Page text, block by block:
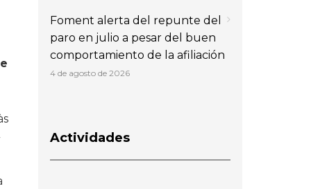
Foment alerta del repunte del
paro en julio a pesar del buen
comportamiento de la afiliación
4 de agosto de 2026
Actividades